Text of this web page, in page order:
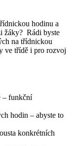
hodinu a
žáky? Rádi byste
na třídnickou
ve třídě i pro rozvoj
– funkční
hodin – abyste to
konkrétních